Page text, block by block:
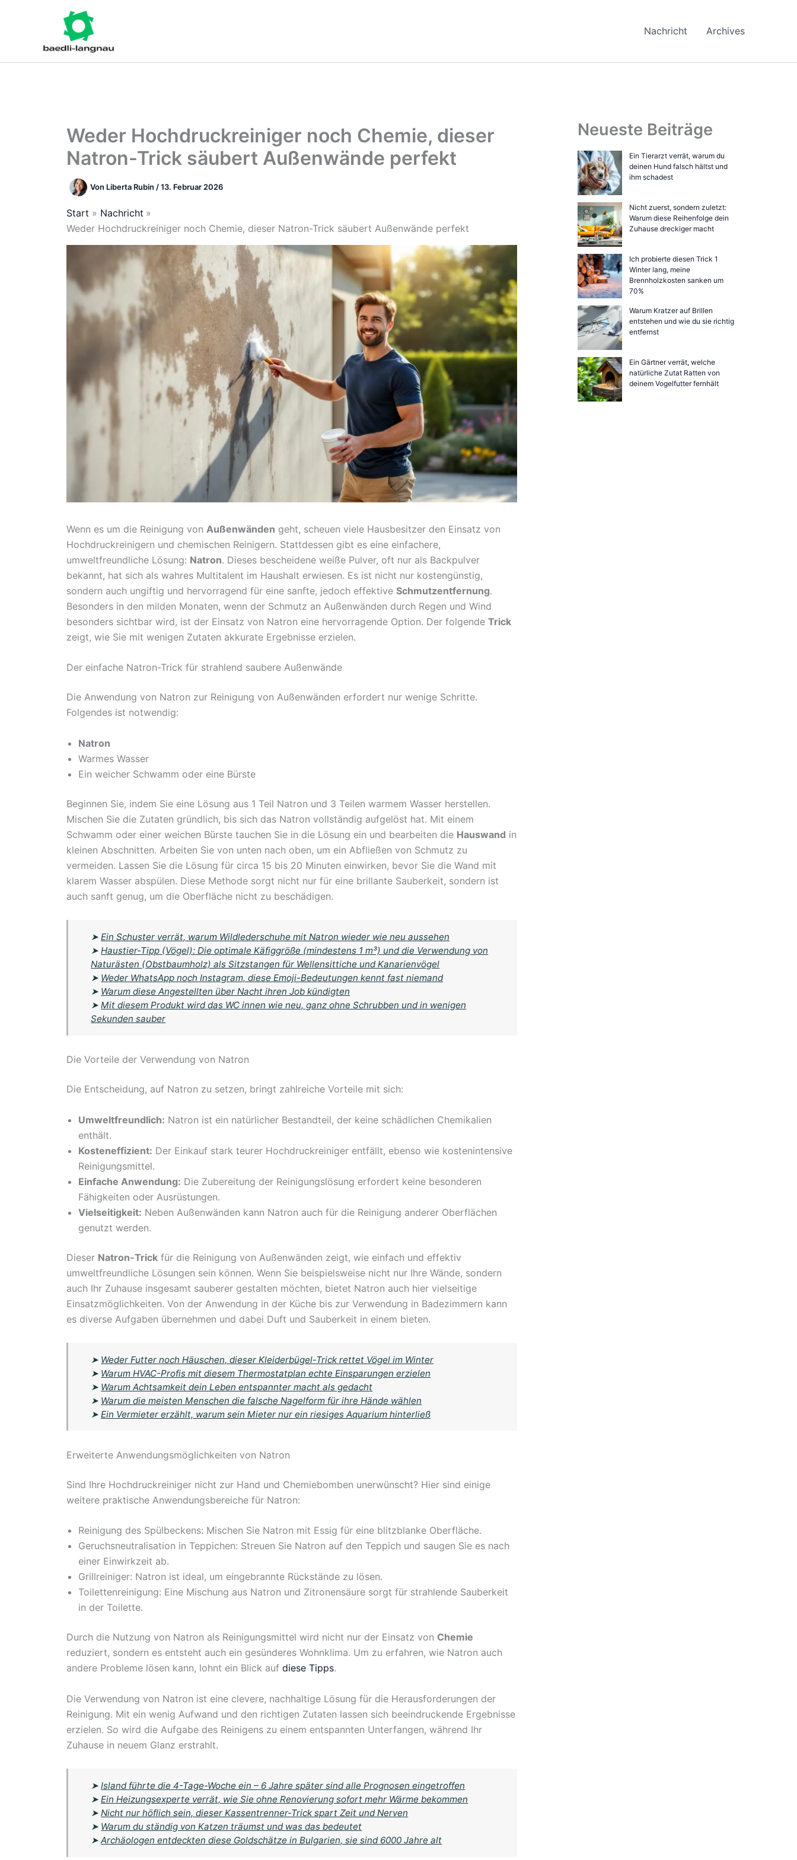
Nachricht Archives
Weder Hochdruckreiniger noch Chemie, dieser
Natron-Trick säubert Außenwände perfekt
Von Liberta Rubin /13. Februar 2026
Start
Nachricht
Weder Hochdruckreiniger noch Chemie, dieser Natron-Trick säubert Außenwände perfekt
Wenn es um die Reinigung von Außenwänden geht, scheuen viele Hausbesitzer den Einsatz von
Hochdruckreinigern und chemischen Reinigern. Stattdessen gibt es eine einfachere,
umweltfreundliche Lösung: Natron. Dieses bescheidene weiße Pulver, oft nur als Backpulver
bekannt, hat sich als wahres Multitalent im Haushalt erwiesen. Es ist nicht nur kostengünstig,
sondern auch ungiftig und hervorragend für eine sanfte, jedoch effektive Schmutzentfernung.
Besonders in den milden Monaten, wenn der Schmutz an Außenwänden durch Regen und Wind
besonders sichtbar wird, ist der Einsatz von Natron eine hervorragende Option. Der folgende Trick
zeigt, wie Sie mit wenigen Zutaten akkurate Ergebnisse erzielen.
Der einfache Natron-Trick für strahlend saubere Außenwände
Die Anwendung von Natron zur Reinigung von Außenwänden erfordert nur wenige Schritte.
Folgendes ist notwendig:
Natron
Warmes Wasser
Ein weicher Schwamm oder eine Bürste
Beginnen Sie, indem Sie eine Lösung aus 1 Teil Natron und 3 Teilen warmem Wasser herstellen.
Mischen Sie die Zutaten gründlich, bis sich das Natron vollständig aufgelöst hat. Mit einem
Schwamm oder einer weichen Bürste tauchen Sie in die Lösung ein und bearbeiten die Hauswand in
kleinen Abschnitten. Arbeiten Sie von unten nach oben, um ein Abfließen von Schmutz zu
vermeiden. Lassen Sie die Lösung für circa 15 bis 20 Minuten einwirken, bevor Sie die Wand mit
klarem Wasser abspülen. Diese Methode sorgt nicht nur für eine brillante Sauberkeit, sondern ist
auch sanft genug, um die Oberfläche nicht zu beschädigen.
➤Ein Schuster verrät, warum Wildlederschuhe mit Natron wieder wie neu aussehen
➤Haustier-Tipp (Vögel): Die optimale Käfiggröße (mindestens 1 m³) und die Verwendung von
Naturästen (Obstbaumholz) als Sitzstangen für Wellensittiche und Kanarienvögel
➤ Weder WhatsApp noch Instagram, diese Emoji-Bedeutungen kennt fast niemand
➤ Warum diese Angestellten über Nacht ihren Job kündigten
➤Mit diesem Produkt wird das WC innen wie neu, ganz ohne Schrubben und in wenigen
Sekunden sauber
Die Vorteile der Verwendung von Natron
Die Entscheidung, auf Natron zu setzen, bringt zahlreiche Vorteile mit sich:
Umweltfreundlich: Natron ist ein natürlicher Bestandteil, der keine schädlichen Chemikalien
enthält.
Kosteneffizient: Der Einkauf stark teurer Hochdruckreiniger entfällt, ebenso wie kostenintensive
Reinigungsmittel.
Einfache Anwendung: Die Zubereitung der Reinigungslösung erfordert keine besonderen
Fähigkeiten oder Ausrüstungen.
Vielseitigkeit: Neben Außenwänden kann Natron auch für die Reinigung anderer Oberflächen
genutzt werden.
Dieser Natron-Trick für die Reinigung von Außenwänden zeigt, wie einfach und effektiv
umweltfreundliche Lösungen sein können. Wenn Sie beispielsweise nicht nur Ihre Wände, sondern
auch Ihr Zuhause insgesamt sauberer gestalten möchten, bietet Natron auch hier vielseitige
Einsatzmöglichkeiten. Von der Anwendung in der Küche bis zur Verwendung in Badezimmern kann
es diverse Aufgaben übernehmen und dabei Duft und Sauberkeit in einem bieten.
➤ Weder Futter noch Häuschen, dieser Kleiderbügel-Trick rettet Vögel im Winter
➤ Warum HVAC-Profis mit diesem Thermostatplan echte Einsparungen erzielen
➤ Warum Achtsamkeit dein Leben entspannter macht als gedacht
➤ Warum die meisten Menschen die falsche Nagelform für ihre Hände wählen
➤Ein Vermieter erzählt, warum sein Mieter nur ein riesiges Aquarium hinterließ
Erweiterte Anwendungsmöglichkeiten von Natron
Sind Ihre Hochdruckreiniger nicht zur Hand und Chemiebomben unerwünscht? Hier sind einige
weitere praktische Anwendungsbereiche für Natron:
Reinigung des Spülbeckens: Mischen Sie Natron mit Essig für eine blitzblanke Oberfläche.
Geruchsneutralisation in Teppichen: Streuen Sie Natron auf den Teppich und saugen Sie es nach
einer Einwirkzeit ab.
Grillreiniger: Natron ist ideal, um eingebrannte Rückstände zu lösen.
Toilettenreinigung: Eine Mischung aus Natron und Zitronensäure sorgt für strahlende Sauberkeit
in der Toilette.
Durch die Nutzung von Natron als Reinigungsmittel wird nicht nur der Einsatz von Chemie
reduziert, sondern es entsteht auch ein gesünderes Wohnklima. Um zu erfahren, wie Natron auch
andere Probleme lösen kann, lohnt ein Blick auf diese Tipps.
Die Verwendung von Natron ist eine clevere, nachhaltige Lösung für die Herausforderungen der
Reinigung. Mit ein wenig Aufwand und den richtigen Zutaten lassen sich beeindruckende Ergebnisse
erzielen. So wird die Aufgabe des Reinigens zu einem entspannten Unterfangen, während Ihr
Zuhause in neuem Glanz erstrahlt.
➤Island führte die 4-Tage-Woche ein – 6 Jahre später sind alle Prognosen eingetroffen
➤Ein Heizungsexperte verrät, wie Sie ohne Renovierung sofort mehr Wärme bekommen
➤Nicht nur höflich sein, dieser Kassentrenner-Trick spart Zeit und Nerven
➤ Warum du ständig von Katzen träumst und was das bedeutet
➤Archäologen entdeckten diese Goldschätze in Bulgarien, sie sind 6000 Jahre alt
Neueste Beiträge
Ein Tierarzt verrät, warum du
deinen Hund falsch hältst und
ihm schadest
Nicht zuerst, sondern zuletzt:
Warum diese Reihenfolge dein
Zuhause dreckiger macht
Ich probierte diesen Trick 1
Winter lang, meine
Brennholzkosten sanken um
70%
Warum Kratzer auf Brillen
entstehen und wie du sie richtig
entfernst
Ein Gärtner verrät, welche
natürliche Zutat Ratten von
deinem Vogelfutter fernhält